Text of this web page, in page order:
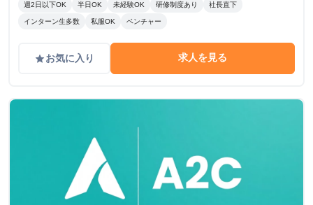
週2日以下OK 半日OK 未経験OK 研修制度あり 社長直下
インターン生多数 私服OK ベンチャー
gradeお気に入り 求人を見る